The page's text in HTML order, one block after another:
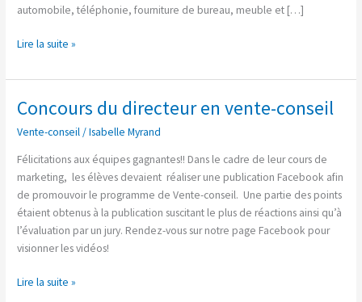
automobile, téléphonie, fourniture de bureau, meuble et […]
Lire la suite »
Concours du directeur en vente-conseil
Vente-conseil/Isabelle Myrand
Félicitations aux équipes gagnantes!! Dans le cadre de leur cours de
marketing, les élèves devaient réaliser une publication Facebook afin
de promouvoir le programme de Vente-conseil. Une partie des points
étaient obtenus à la publication suscitant le plus de réactions ainsi qu’à
l’évaluation par un jury. Rendez-vous sur notre page Facebook pour
visionner les vidéos!
Concours
directeur
en
vente-
conseil
Lire la suite »